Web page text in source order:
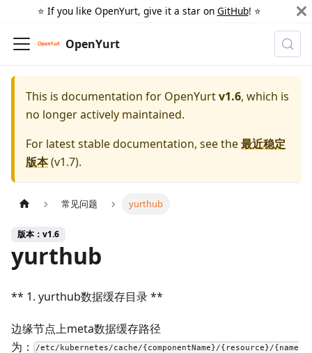
⭐️ If you like OpenYurt, give it a star on GitHub! ⭐️
OpenYurt
This is documentation for OpenYurtv1.6, which is
no longer actively maintained.
For latest stable documentation, see the最近稳定
版本(v1.7).
常见问题 yurthub
版本：v1.6
yurthub
** 1. yurthub数据缓存目录 **
边缘节点上meta数据缓存路径
为：
/etc/kubernetes/cache/{componentName}/{resource}/{name